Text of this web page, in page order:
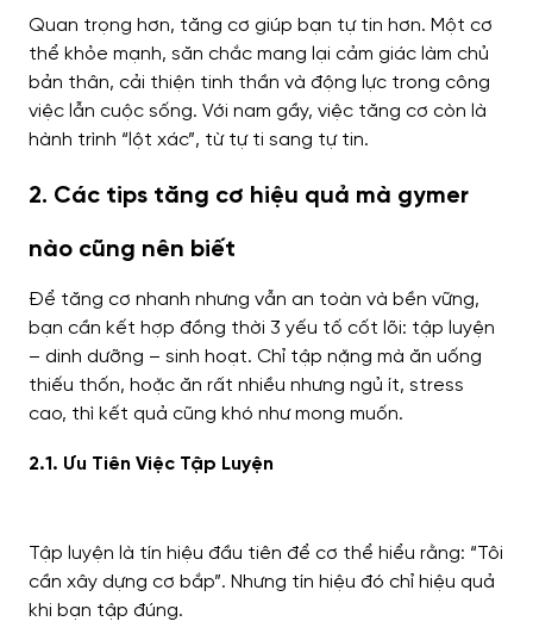
Quan trọng hơn, tăng cơ giúp bạn tự tin hơn. Một cơ
thể khỏe mạnh, săn chắc mang lại cảm giác làm chủ
bản thân, cải thiện tinh thần và động lực trong công
việc lẫn cuộc sống. Với nam gầy, việc tăng cơ còn là
hành trình “lột xác”, từ tự ti sang tự tin.
2. Các tips tăng cơ hiệu quả mà gymer
nào cũng nên biết
Để tăng cơ nhanh nhưng vẫn an toàn và bền vững,
bạn cần kết hợp đồng thời 3 yếu tố cốt lõi: tập luyện
– dinh dưỡng – sinh hoạt. Chỉ tập nặng mà ăn uống
thiếu thốn, hoặc ăn rất nhiều nhưng ngủ ít, stress
cao, thì kết quả cũng khó như mong muốn.
2.1. Ưu Tiên Việc Tập Luyện
Tập luyện là tín hiệu đầu tiên để cơ thể hiểu rằng: “Tôi
cần xây dựng cơ bắp”. Nhưng tín hiệu đó chỉ hiệu quả
khi bạn tập đúng.